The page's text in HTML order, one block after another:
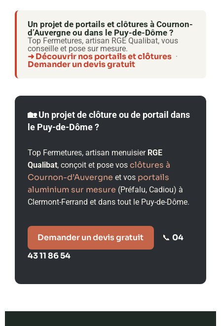
Un projet de portails et clôtures à Cournon-
d’Auvergne ou dans le Puy-de-Dôme ?
Top Fermetures, artisan RGE Qualibat, vous
conseille et pose sur mesure.
➜ Découvrir nos portails et clôtures ·
Demander un devis gratuit
🏡 Un projet de clôture ou de portail dans
le Puy-de-Dôme ?
Top Fermetures, artisan menuisier RGE
Qualibat, conçoit et pose vos clôtures à
Cournon-d’Auvergne et vos portails
aluminium sur mesure (Préfalu, Cadiou) à
Clermont-Ferrand et dans tout le Puy-de-Dôme.
Demander un devis gratuit 📞 04
43 11 86 54